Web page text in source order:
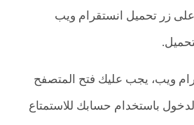
زر تحميل انستقرام ويب
ويب، يجب عليك فتح المتصفح
باستخدام حسابك للاستمتاع